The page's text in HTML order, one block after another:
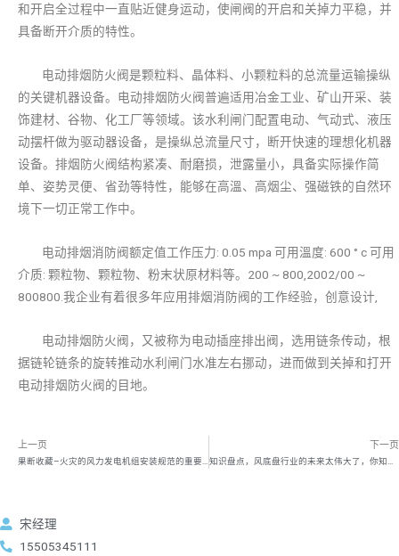
和开启全过程中一直贴近健身运动，使闸阀的开启和关掉力平稳，并
具备断开介质的特性。
电动排烟防火阀是颗粒料、晶体料、小颗粒料的总流量运输操纵
的关键机器设备。电动排烟防火阀普遍适用冶金工业、矿山开采、装
饰建材、谷物、化工厂等领域。该水利闸门配置电动、气动式、液压
动摆杆做为驱动器设备，是操纵总流量尺寸，断开快速的理想化机器
设备。排烟防火阀结构紧凑、耐磨损，泄露量小，具备实际操作简
单、姿势灵便、省劲等特性，能够在高溫、高烟尘、强磁铁的自然环
境下一切正常工作中。
电动排烟消防阀额定值工作压力: 0.05 mpa 可用溫度: 600 ° c 可用
介质: 颗粒物、颗粒物、粉末状原材料等。200 ~ 800,2002/00 ~
800800.我企业有着很多年应用排烟消防阀的工作经验，创意设计,
电动排烟防火阀，又被称为电动插座排出阀，选用链条传动，根
据链轮链条的旋转推动水利闸门水准左右挪动，进而做到关掉和打开
电动排烟防火阀的目地。
上一页
果断收藏–火灾的风力发电机组安装规范的重要注意事项
下一页
知识盘点，风底盘行业的未来太伟大了，你知道吗？
宋经理
15505345111